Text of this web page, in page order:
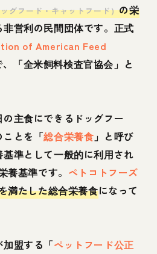
グフード・キャットフード）の栄
非営利の民間団体です。正式
of American Feed
、「全米飼料検査官協会」と
主食にできるドッグフー
ことを「総合栄養食 」と呼び
準として一般的に利用され
養基準です。 ペトコトフーズ
満たした総合栄養食になって
盟する「ペットフード公正